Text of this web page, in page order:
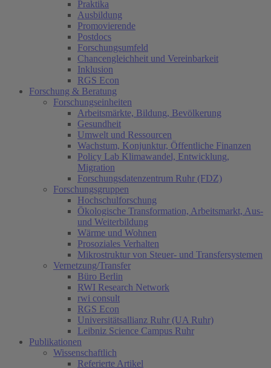
Praktika
Ausbildung
Promovierende
Postdocs
Forschungsumfeld
Chancengleichheit und Vereinbarkeit
Inklusion
RGS Econ
Forschung & Beratung
Forschungseinheiten
Arbeitsmärkte, Bildung, Bevölkerung
Gesundheit
Umwelt und Ressourcen
Wachstum, Konjunktur, Öffentliche Finanzen
Policy Lab Klimawandel, Entwicklung,
Migration
Forschungsdatenzentrum Ruhr (FDZ)
Forschungsgruppen
Hochschulforschung
Ökologische Transformation, Arbeitsmarkt, Aus-
und Weiterbildung
Wärme und Wohnen
Prosoziales Verhalten
Mikrostruktur von Steuer- und Transfersystemen
Vernetzung/Transfer
Büro Berlin
RWI Research Network
rwi consult
RGS Econ
Universitätsallianz Ruhr (UA Ruhr)
Leibniz Science Campus Ruhr
Publikationen
Wissenschaftlich
Referierte Artikel